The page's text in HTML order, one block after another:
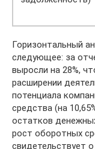
Горизонтальный
следующее: за
выросли на 28%,
расширении
потенциала
средства (на
остатков
рост оборотных
свидетельствует